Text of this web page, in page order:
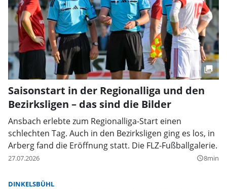
Saisonstart in der Regionalliga und den
Bezirksligen – das sind die Bilder
Ansbach erlebte zum Regionalliga-Start einen
schlechten Tag. Auch in den Bezirksligen ging es los, in
Arberg fand die Eröffnung statt. Die FLZ-Fußballgalerie.
27.07.2026 query_builder8min
DINKELSBÜHL